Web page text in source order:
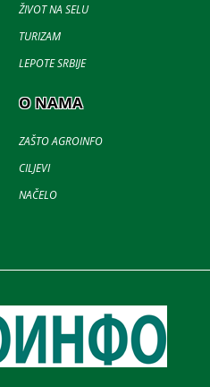
ŽIVOT NA SELU
TURIZAM
LEPOTE SRBIJE
O NAMA
ZAŠTO AGROINFO
CILJEVI
NAČELO